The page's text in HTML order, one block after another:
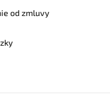
od zmluvy